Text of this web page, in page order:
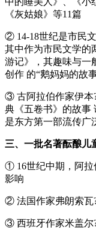
《灰姑娘》等11篇
② 14-18世纪是市民
其中作为市民文学的
游记》，其趣味与一
创作 的“鹅妈妈的故
③ 古阿拉伯作家伊本
典《五卷书》的故事
是东方第一部流传广
三、一批名著酝酿儿
① 16世纪中期，阿拉
影响
② 法国作家弗朗索瓦
③ 西班牙作家米盖尔